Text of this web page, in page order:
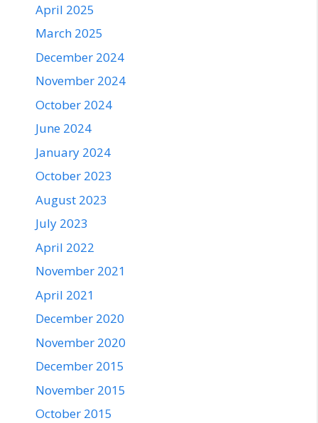
April 2025
March 2025
December 2024
November 2024
October 2024
June 2024
January 2024
October 2023
August 2023
July 2023
April 2022
November 2021
April 2021
December 2020
November 2020
December 2015
November 2015
October 2015